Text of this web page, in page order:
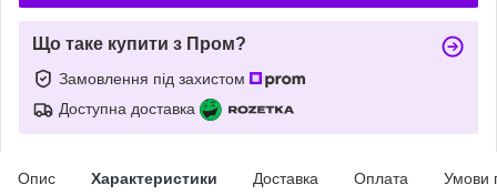
Що таке купити з Пром?
Замовлення під захистом
Доступна доставка
Опис Характеристики Доставка Оплата Умови